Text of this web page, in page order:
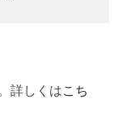
詳しくはこち